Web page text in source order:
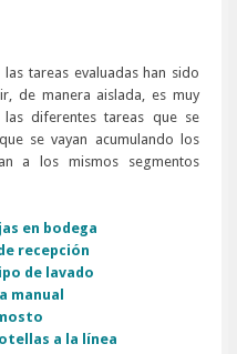
tareas evaluadas han sido
de manera aislada, es muy
diferentes tareas que se
se vayan acumulando los
a los mismos segmentos
en bodega
recepción
de lavado
manual
a la línea